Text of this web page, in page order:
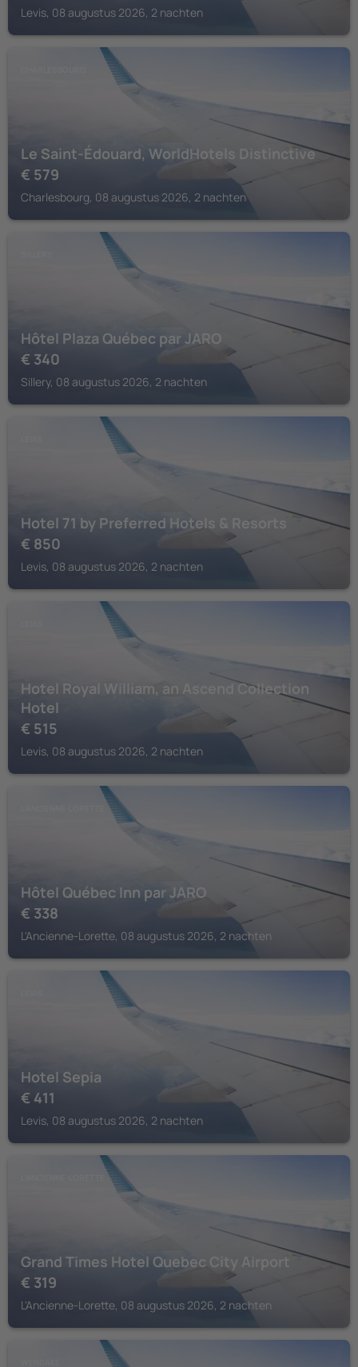
Levis, 08 augustus 2026, 2 nachten
Le Saint-Édouard, WorldHotels Distinctive
€ 579
Charlesbourg, 08 augustus 2026, 2 nachten
Hôtel Plaza Québec par JARO
€ 340
Sillery, 08 augustus 2026, 2 nachten
Hotel 71 by Preferred Hotels & Resorts
€ 850
Levis, 08 augustus 2026, 2 nachten
Hotel Royal William, an Ascend Collection
Hotel
€ 515
Levis, 08 augustus 2026, 2 nachten
Hôtel Québec Inn par JARO
€ 338
L'Ancienne-Lorette, 08 augustus 2026, 2 nachten
Hotel Sepia
€ 411
Levis, 08 augustus 2026, 2 nachten
Grand Times Hotel Quebec City Airport
€ 319
L'Ancienne-Lorette, 08 augustus 2026, 2 nachten